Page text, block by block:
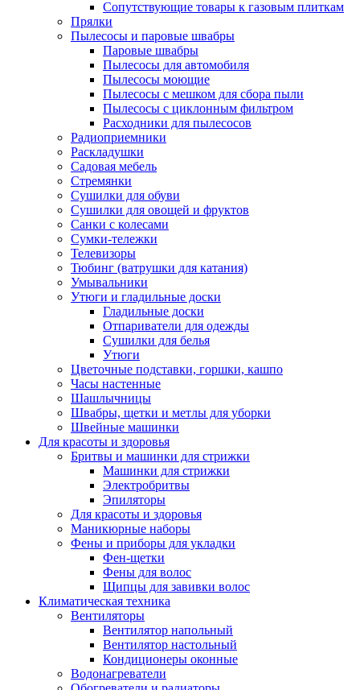
Сопутствующие товары к газовым плиткам
Прялки
Пылесосы и паровые швабры
Паровые швабры
Пылесосы для автомобиля
Пылесосы моющие
Пылесосы с мешком для сбора пыли
Пылесосы с циклонным фильтром
Расходники для пылесосов
Радиоприемники
Раскладушки
Садовая мебель
Стремянки
Сушилки для обуви
Сушилки для овощей и фруктов
Санки с колесами
Сумки-тележки
Телевизоры
Тюбинг (ватрушки для катания)
Умывальники
Утюги и гладильные доски
Гладильные доски
Отпариватели для одежды
Сушилки для белья
Утюги
Цветочные подставки, горшки, кашпо
Часы настенные
Шашлычницы
Швабры, щетки и метлы для уборки
Швейные машинки
Для красоты и здоровья
Бритвы и машинки для стрижки
Машинки для стрижки
Электробритвы
Эпиляторы
Для красоты и здоровья
Маникюрные наборы
Фены и приборы для укладки
Фен-щетки
Фены для волос
Щипцы для завивки волос
Климатическая техника
Вентиляторы
Вентилятор напольный
Вентилятор настольный
Кондиционеры оконные
Водонагреватели